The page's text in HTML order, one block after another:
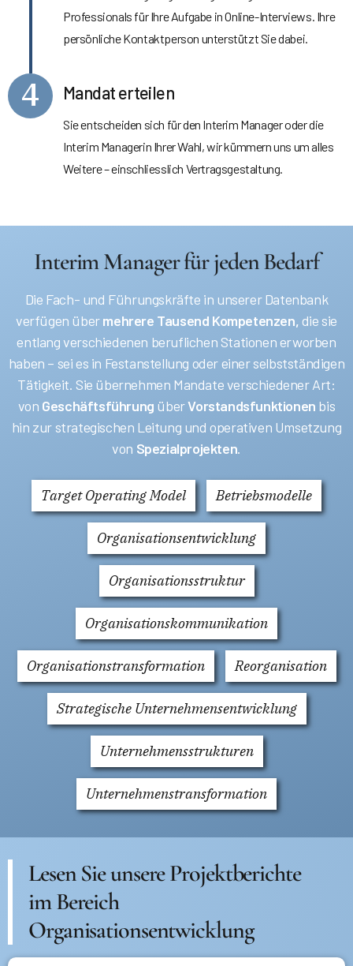
Professionals für Ihre Aufgabe in Online-Interviews. Ihre
persönliche Kontaktperson unterstützt Sie dabei.
4 Mandat erteilen
Sie entscheiden sich für den Interim Manager oder die
Interim Managerin Ihrer Wahl, wir kümmern uns um alles
Weitere – einschliesslich Vertragsgestaltung.
Interim Manager für jeden Bedarf
Die Fach- und Führungskräfte in unserer Datenbank
verfügen übermehrere Tausend Kompetenzen,die sie
entlang verschiedenen beruflichen Stationen erworben
haben – sei es in Festanstellung oder einer selbstständigen
Tätigkeit. Sie übernehmen Mandate verschiedener Art:
von Geschäftsführung überVorstandsfunktionen bis
hin zur strategischen Leitung und operativen Umsetzung
von Spezialprojekten.
Target Operating Model Betriebsmodelle
Organisationsentwicklung
Organisationsstruktur
Organisationskommunikation
Organisationstransformation Reorganisation
Strategische Unternehmensentwicklung
Unternehmensstrukturen
Unternehmenstransformation
Lesen Sie unsere Projektberichte
im Bereich
Organisationsentwicklung